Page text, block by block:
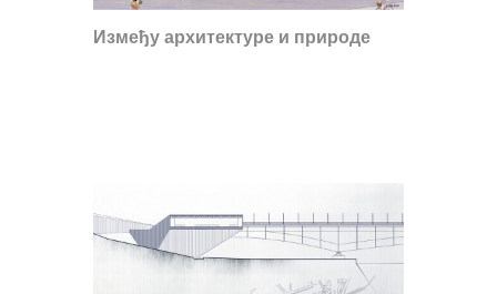
Између архитектуре и природе